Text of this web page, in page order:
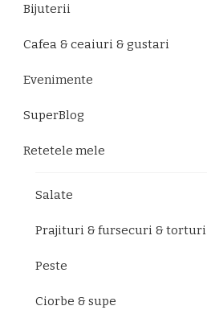
Bijuterii
Cafea & ceaiuri & gustari
Evenimente
SuperBlog
Retetele mele
Salate
Prajituri & fursecuri & torturi
Peste
Ciorbe & supe